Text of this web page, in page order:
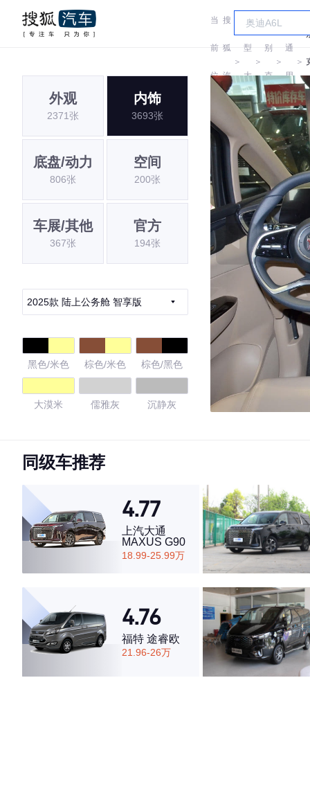
当
前
位
搜
狐
汽
＞
车
型
大
全
＞
别
克
＞
通
用
别
＞
外观
2371张
内饰
3693张
底盘/动力
806张
空间
200张
车展/其他
367张
官方
194张
2025款 陆上公务舱 智享版
黑色/米色 棕色/米色 棕色/黑色
大漠米 儒雅灰 沉静灰
4.63
·外观表现一般，低于65%同级车
·内饰表现一般，低于67%同级车
·空间表现较为优秀，优于65%同级车
同级车推荐
4.77
上汽大通
MAXUS G90
18.99-25.99万
4.76
福特 途睿欧
21.96-26万